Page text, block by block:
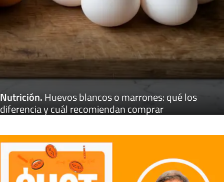
Nutrición.Huevos blancos o marrones: qué los
diferencia y cuál recomiendan comprar